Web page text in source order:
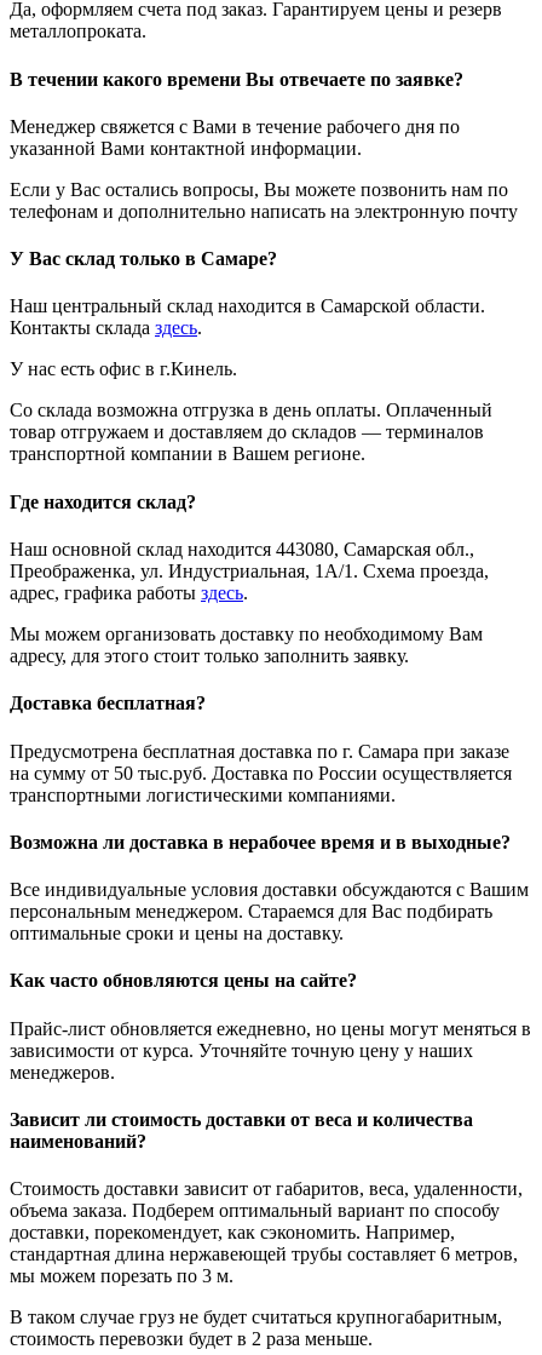
Да, оформляем счета под заказ. Гарантируем цены и резерв
металлопроката.
В течении какого времени Вы отвечаете по заявке?
Менеджер свяжется с Вами в течение рабочего дня по
указанной Вами контактной информации.
Если у Вас остались вопросы, Вы можете позвонить нам по
телефонам и дополнительно написать на электронную почту
У Вас склад только в Самаре?
Наш центральный склад находится в Самарской области.
Контакты склада здесь.
У нас есть офис в г.Кинель.
Со склада возможна отгрузка в день оплаты. Оплаченный
товар отгружаем и доставляем до складов — терминалов
транспортной компании в Вашем регионе.
Где находится склад?
Наш основной склад находится 443080, Самарская обл.,
Преображенка, ул. Индустриальная, 1А/1. Схема проезда,
адрес, графика работы здесь.
Мы можем организовать доставку по необходимому Вам
адресу, для этого стоит только заполнить заявку.
Доставка бесплатная?
Предусмотрена бесплатная доставка по г. Самара при заказе
на сумму от 50 тыс.руб. Доставка по России осуществляется
транспортными логистическими компаниями.
Возможна ли доставка в нерабочее время и в выходные?
Все индивидуальные условия доставки обсуждаются с Вашим
персональным менеджером. Стараемся для Вас подбирать
оптимальные сроки и цены на доставку.
Как часто обновляются цены на сайте?
Прайс-лист обновляется ежедневно, но цены могут меняться в
зависимости от курса. Уточняйте точную цену у наших
менеджеров.
Зависит ли стоимость доставки от веса и количества
наименований?
Стоимость доставки зависит от габаритов, веса, удаленности,
объема заказа. Подберем оптимальный вариант по способу
доставки, порекомендует, как сэкономить. Например,
стандартная длина нержавеющей трубы составляет 6 метров,
мы можем порезать по 3 м.
В таком случае груз не будет считаться крупногабаритным,
стоимость перевозки будет в 2 раза меньше.